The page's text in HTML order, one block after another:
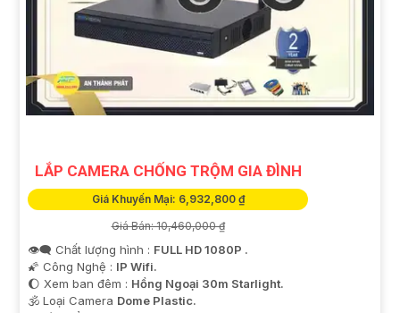
LẮP CAMERA CHỐNG TRỘM GIA ĐÌNH
Giá Khuyến Mại: 6,932,800 ₫
Giá Bán: 10,460,000 ₫
👁️‍🗨 Chất lượng hình : FULL HD 1080P .
🌠 Công Nghệ : IP Wifi.
🌔 Xem ban đêm : Hồng Ngoại 30m Starlight.
🕉️ Loại Camera Dome Plastic.